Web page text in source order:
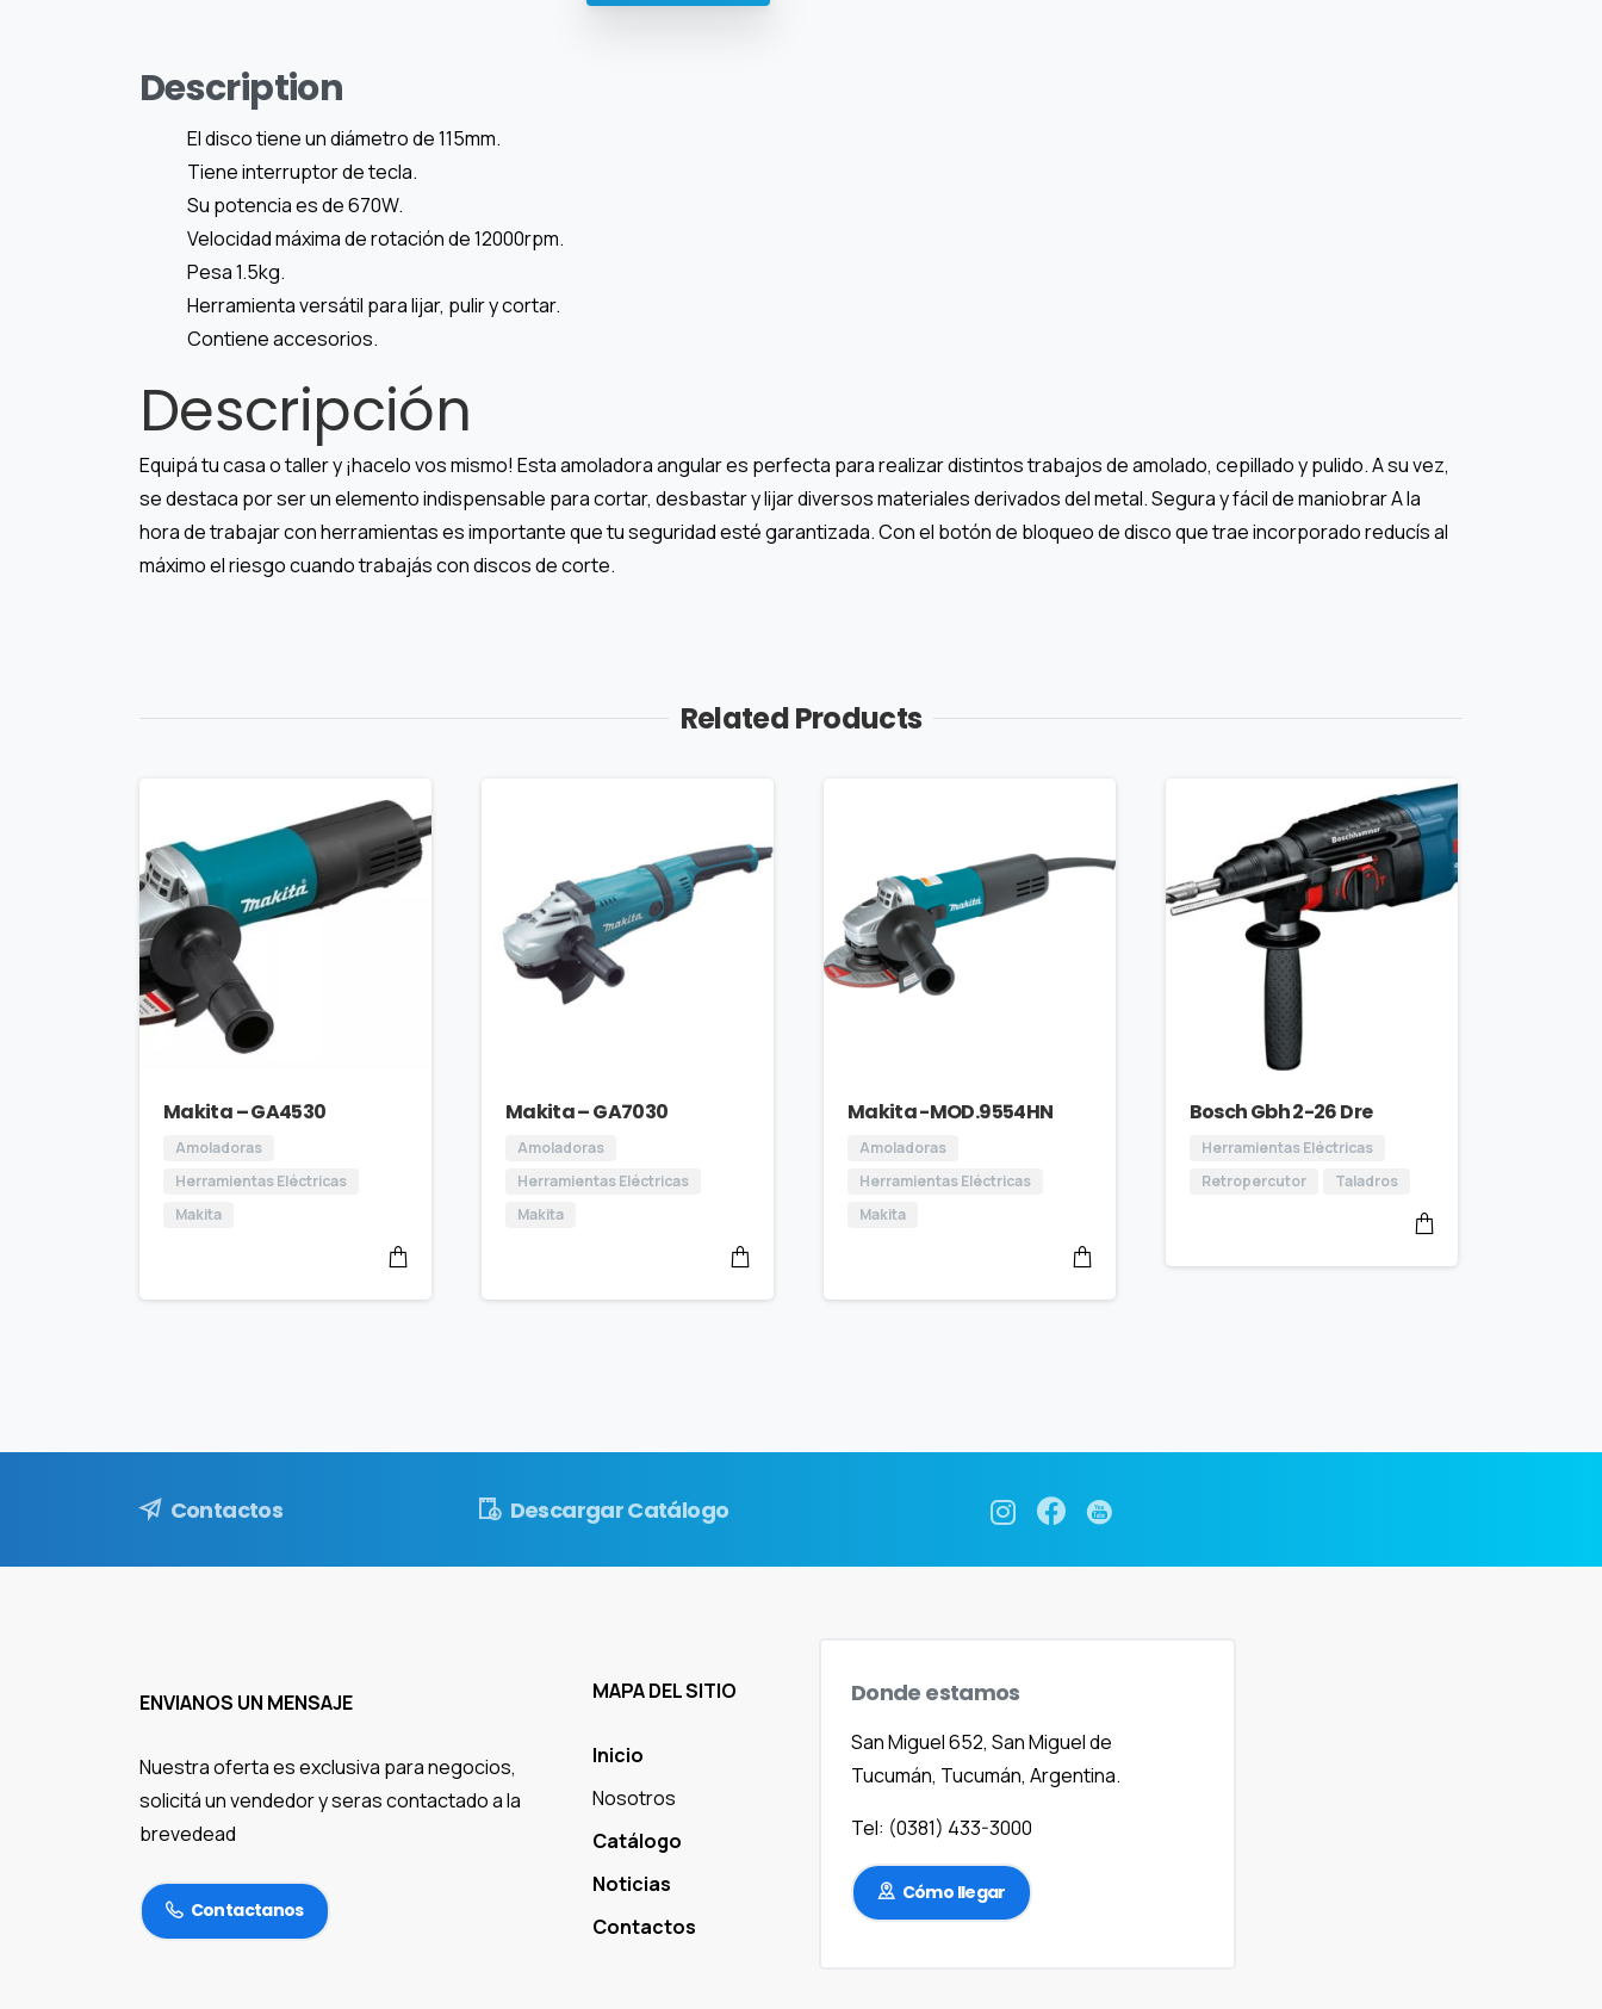
Description
El disco tiene un diámetro de 115mm.
Tiene interruptor de tecla.
Su potencia es de 670W.
Velocidad máxima de rotación de 12000rpm.
Pesa 1.5kg.
Herramienta versátil para lijar, pulir y cortar.
Contiene accesorios.
Descripción
Equipá tu casa o taller y ¡hacelo vos mismo! Esta amoladora angular es perfecta para realizar distintos trabajos de amolado, cepillado y pulido. A su vez,
se destaca por ser un elemento indispensable para cortar, desbastar y lijar diversos materiales derivados del metal. Segura y fácil de maniobrar A la
hora de trabajar con herramientas es importante que tu seguridad esté garantizada. Con el botón de bloqueo de disco que trae incorporado reducís al
máximo el riesgo cuando trabajás con discos de corte.
Related Products
Makita – GA4530
Amoladoras
Herramientas Eléctricas
Makita
Makita – GA7030
Amoladoras
Herramientas Eléctricas
Makita
Makita -MOD.9554HN
Amoladoras
Herramientas Eléctricas
Makita
Bosch Gbh 2-26 Dre
Herramientas Eléctricas
Retropercutor
Taladros
Contactos Descargar Catálogo
ENVIANOS UN MENSAJE
Nuestra oferta es exclusiva para negocios,
solicitá un vendedor y seras contactado a la
brevedead
Contactanos
MAPA DEL SITIO
Inicio
Nosotros
Catálogo
Noticias
Contactos
Donde estamos
San Miguel 652, San Miguel de
Tucumán, Tucumán, Argentina.
Tel: (0381) 433-3000
Cómo llegar